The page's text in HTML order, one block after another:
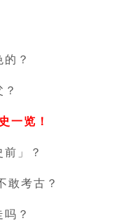
？
一览！
」？
敢考古？
？